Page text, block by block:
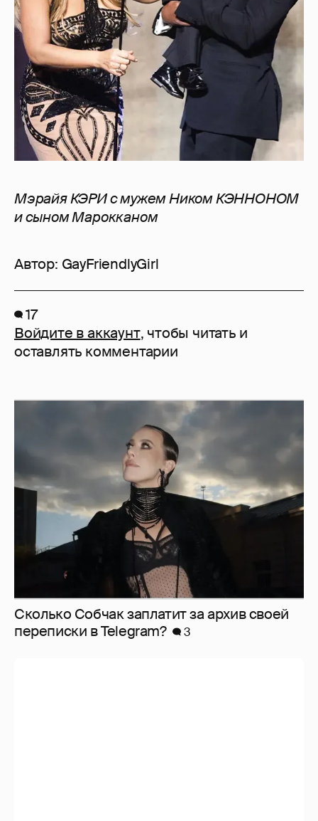
Мэрайя КЭРИ с мужем Ником КЭННОНОМ
и сыном Марокканом
Автор: GayFriendlyGirl
17
Войдите в аккаунт, чтобы читать и
оставлять комментарии
Сколько Собчак заплатит за архив своей
перeписки в Telegram?
3